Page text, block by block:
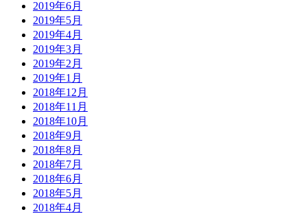
2019年6月
2019年5月
2019年4月
2019年3月
2019年2月
2019年1月
2018年12月
2018年11月
2018年10月
2018年9月
2018年8月
2018年7月
2018年6月
2018年5月
2018年4月